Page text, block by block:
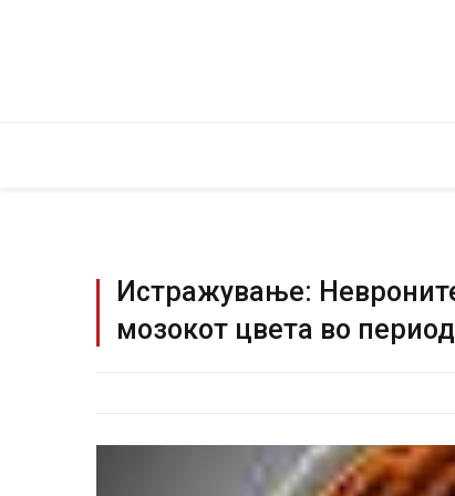
Истражување:
мозокот цвета во
Грција: Горат Парос, Андрос,